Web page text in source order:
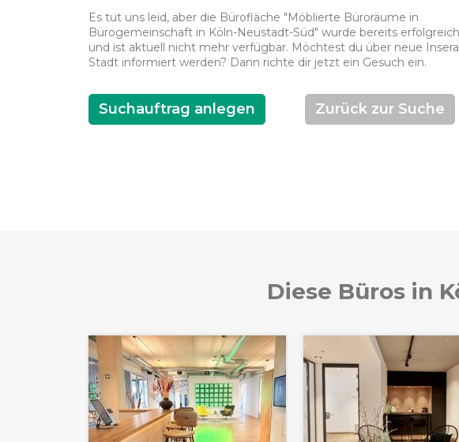
Es tut uns leid, aber die Bürofläche "Möblierte Büroräume in
Bürogemeinschaft in Köln-Neustadt-Süd" wurde bereits
und ist aktuell nicht mehr verfügbar. Möchtest du über neue
Stadt informiert werden? Dann richte dir jetzt ein Gesuch ein.
Suchauftrag anlegen Zurück zur Suche
Diese Büros in